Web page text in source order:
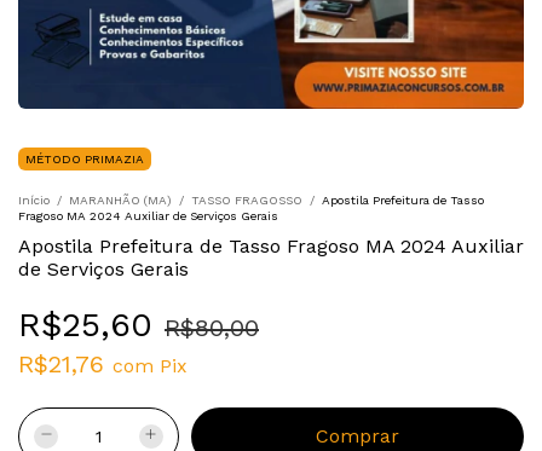
MÉTODO PRIMAZIA
Início / MARANHÃO (MA) / TASSO FRAGOSSO / Apostila Prefeitura de Tasso
Fragoso MA 2024 Auxiliar de Serviços Gerais
Apostila Prefeitura de Tasso Fragoso MA 2024 Auxiliar
de Serviços Gerais
R$25,60 R$80,00
R$21,76 com Pix